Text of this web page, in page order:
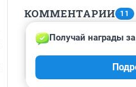
КОММЕНТАРИИ 11
Гость
уфа1 постоянно
Получай награды